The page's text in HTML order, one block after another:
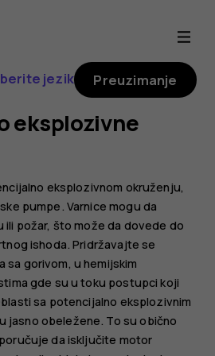
jezik Preuzimanje
eksplozivne
eksplozivnom okruženju,
pumpe. Varnice mogu da
požar, što može da dovede do
ishoda. Pridržavajte se
sa gorivom, u hemijskim
gde su u toku postupci koji
sa potencijalno eksplozivnim
jasno obeležene. To su obično
da isključite motor